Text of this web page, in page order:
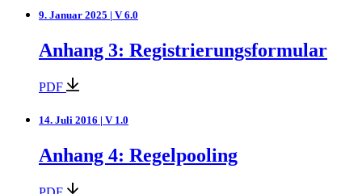
9. Januar 2025 | V 6.0
Anhang 3: Registrierungsformular
PDF
14. Juli 2016 | V 1.0
Anhang 4: Regelpooling